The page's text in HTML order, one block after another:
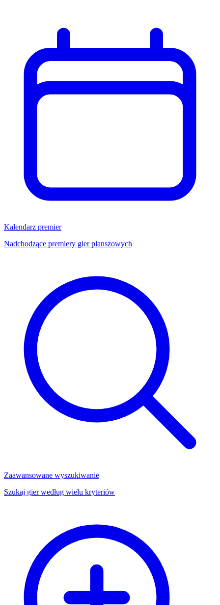
Kalendarz premier
Nadchodzące premiery gier planszowych
Zaawansowane wyszukiwanie
Szukaj gier według wielu kryteriów